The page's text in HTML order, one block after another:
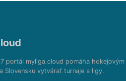
portál myliga.cloud pomáha hokejovým
Slovensku vytvárať turnaje a ligy.